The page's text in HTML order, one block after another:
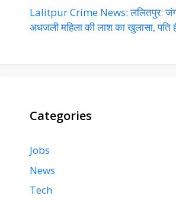
Lalitpur Crime News: ललितपुर:
अधजली महिला की लाश का खुलासा, पति
Categories
Jobs
News
Tech